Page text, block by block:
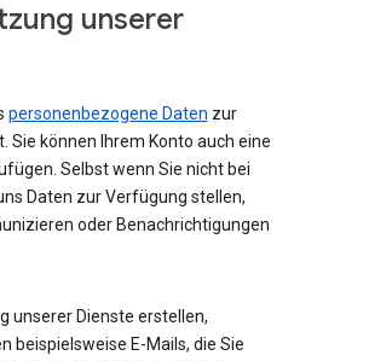
unserer
personenbezogene Daten zur
Sie können Ihrem Konto auch eine
Selbst wenn Sie nicht bei
Daten zur Verfügung stellen,
oder Benachrichtigungen
unserer Dienste erstellen,
beispielsweise E-Mails, die Sie